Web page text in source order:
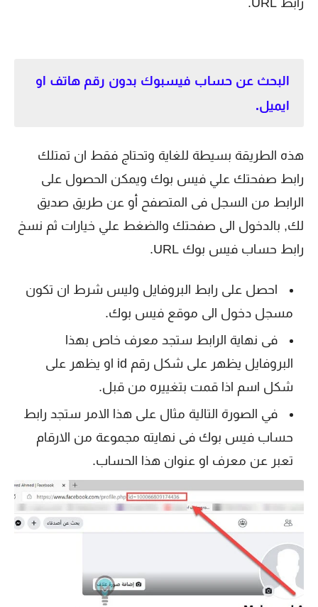
البحث عن حساب فيسبوك بدون رقم هاتف او
ايميل.
هذه الطريقة بسيطة للغاية وتحتاج فقط ان تمتلك
رابط صفحتك علي فيس بوك ويمكن الحصول على
الرابط من السجل فى المتصفح أو عن طريق صديق
لك, بالدخول الى صفحتك والضغط علي خيارات ثم نسخ
رابط حساب فيس بوك URL.
احصل على رابط البروفايل وليس شرط ان تكون
مسجل دخول الى موقع فيس بوك.
فى نهاية الرابط ستجد معرف خاص بهذا
البروفايل يظهر على شكل رقم id او يظهر على
شكل اسم اذا قمت بتغييره من قبل.
في الصورة التالية مثال على هذا الامر ستجد رابط
حساب فيس بوك فى نهايته مجموعة من الارقام
تعبر عن معرف او عنوان هذا الحساب.